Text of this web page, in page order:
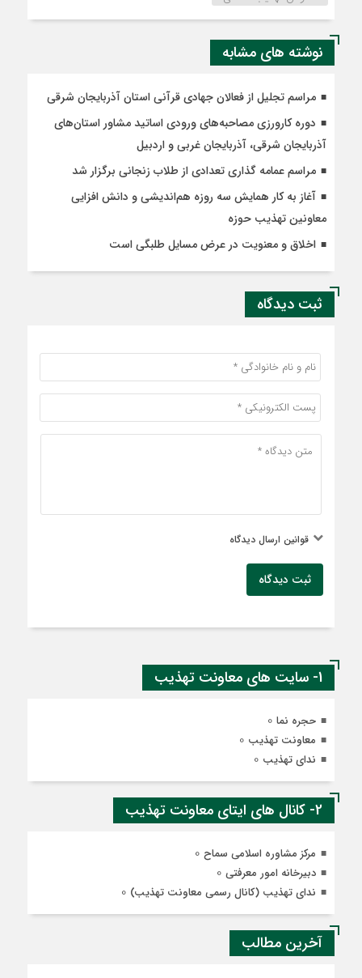
نوشته های مشابه
مراسم تجلیل از فعالان جهادی قرآنی استان آذربایجان شرقی
دوره کارورزی مصاحبه‌های ورودی اساتید مشاور استان‌های
آذربایجان شرقی، آذربایجان غربی و اردبیل
مراسم عمامه گذاری تعدادی از طلاب زنجانی برگزار شد
آغاز به کار همایش سه روزه هم‌اندیشی و دانش افزایی
معاونین تهذیب حوزه‌
اخلاق و معنویت در عرض مسایل طلبگی است
ثبت دیدگاه
قوانین ارسال دیدگاه
ثبت دیدگاه
1- سایت های معاونت تهذیب
حجره نما
معاونت تهذیب
ندای تهذیب
2- کانال های ایتای معاونت تهذیب
مرکز مشاوره اسلامی سماح
دبیرخانه امور معرفتی
ندای تهذیب (کانال رسمی معاونت تهذیب)
آخرین مطالب